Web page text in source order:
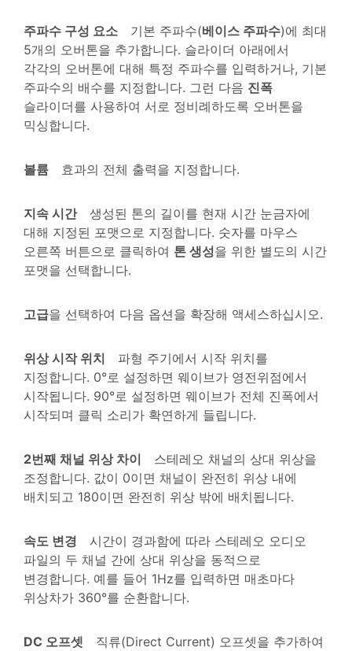
주파수 구성 요소 기본 주파수(베이스 주파수)에 최대
5개의 오버톤을 추가합니다. 슬라이더 아래에서
각각의 오버톤에 대해 특정 주파수를 입력하거나, 기본
주파수의 배수를 지정합니다. 그런 다음 진폭
슬라이더를 사용하여 서로 정비례하도록 오버톤을
믹싱합니다.
볼륨 효과의 전체 출력을 지정합니다.
지속 시간
생성된 톤의 길이를 현재 시간 눈금자에
대해 지정된 포맷으로 지정합니다. 숫자를 마우스
오른쪽 버튼으로 클릭하여 톤 생성을 위한 별도의 시간
포맷을 선택합니다.
고급을 선택하여 다음 옵션을 확장해 액세스하십시오.
위상 시작 위치
파형 주기에서 시작 위치를
지정합니다. 0°로 설정하면 웨이브가 영전위점에서
시작됩니다. 90°로 설정하면 웨이브가 전체 진폭에서
시작되며 클릭 소리가 확연하게 들립니다.
2번째 채널 위상 차이
스테레오 채널의 상대 위상을
조정합니다. 값이 0이면 채널이 완전히 위상 내에
배치되고 180이면 완전히 위상 밖에 배치됩니다.
속도 변경
시간이 경과함에 따라 스테레오 오디오
파일의 두 채널 간에 상대 위상을 동적으로
변경합니다. 예를 들어 1Hz를 입력하면 매초마다
위상차가 360°를 순환합니다.
DC 오프셋
직류(Direct Current) 오프셋을 추가하여